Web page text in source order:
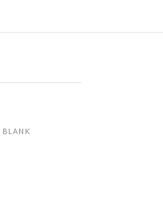
BLANK